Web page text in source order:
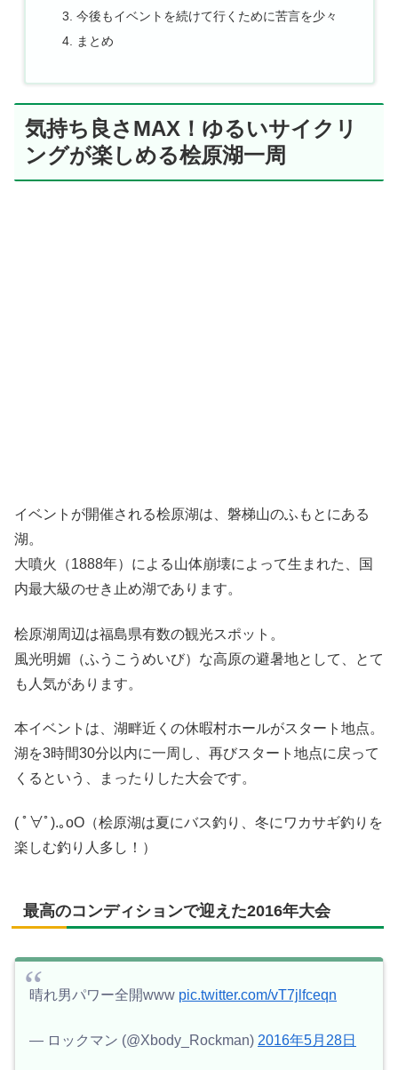
今後もイベントを続けて行くために苦言を少々
まとめ
気持ち良さMAX！ゆるいサイクリ
ングが楽しめる桧原湖一周
イベントが開催される桧原湖は、磐梯山のふもとにある
湖。
大噴火（1888年）による山体崩壊によって生まれた、国
内最大級のせき止め湖であります。
桧原湖周辺は福島県有数の観光スポット。
風光明媚（ふうこうめいび）な高原の避暑地として、とて
も人気があります。
本イベントは、湖畔近くの休暇村ホールがスタート地点。
湖を3時間30分以内に一周し、再びスタート地点に戻って
くるという、まったりした大会です。
( ﾟ∀ﾟ).｡oO（桧原湖は夏にバス釣り、冬にワカサギ釣りを
楽しむ釣り人多し！）
最高のコンディションで迎えた2016年大会
晴れ男パワー全開www pic.twitter.com/vT7jlfceqn
— ロックマン (@Xbody_Rockman) 2016年5月28日